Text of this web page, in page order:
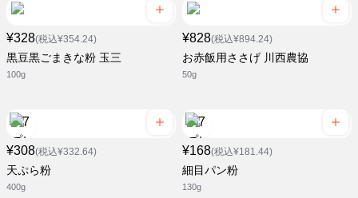
¥328(税込¥354.24)
黒豆黒ごまきな粉 玉三
100g
¥828(税込¥894.24)
お赤飯用ささげ 川西農協
50g
¥308(税込¥332.64)
天ぷら粉
400g
¥168(税込¥181.44)
細目パン粉
130g